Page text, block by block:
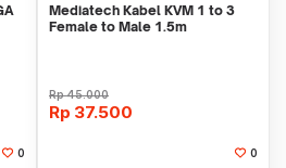
0
Mediatech Kabel KVM 1 to 3
Female to Male 1.5m
Rp45.000
Rp 37.500
0